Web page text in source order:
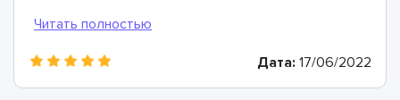
Дата: 17/06/2022